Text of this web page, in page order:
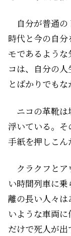
自分が普通の
時代と今の自
モであるよう
コは、自分の
とばかりでも
ニコの革靴は
浮いている。
手紙を押しこん
クラクフとア
い時間列車に
離の長い人々
いような車両
だけで死人が出